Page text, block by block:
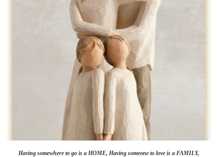
Having somewhere to go is a HOME, Having someone to love is a FAMILY,